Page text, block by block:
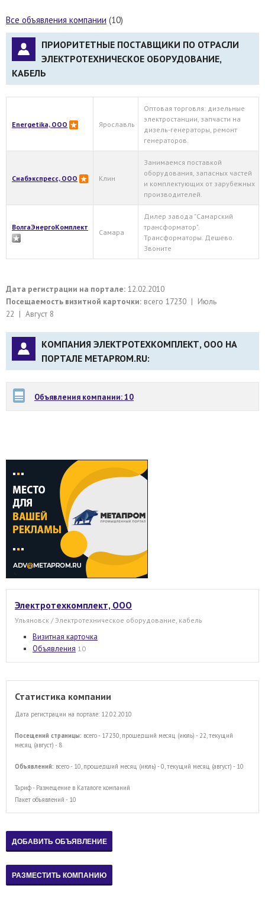
Все объявления компании (10)
ПРИОРИТЕТНЫЕ ПОСТАВЩИКИ ПО ОТРАСЛИ
ЭЛЕКТРОТЕХНИЧЕСКОЕ ОБОРУДОВАНИЕ,
КАБЕЛЬ
Energetika, OOO Ярославль
Оптовая торговля: дизельные
электростанции, запчасти на
дизель-генераторы, ремонт
генераторов.
Снабэкспресс, ООО Клин
Занимаемся поставкой
оборудования, запасных частей
и комплектующих от зарубежных
производителей.
ВолгаЭнергоКомплект
Самара
Дилер завода "Самарский
трансформатор".
Трансформаторы. Дешево.
Звоните
Дата регистрации на портале: 12.02.2010
Посещаемость визитной карточки: всего 17230 | Июль
22 | Август 8
КОМПАНИЯ ЭЛЕКТРОТЕХКОМПЛЕКТ, ООО НА
ПОРТАЛЕ METAPROM.RU:
Объявления компании: 10
Электротехкомплект, ООО
Ульяновск / Электротехническое оборудование, кабель
Визитная карточка
Объявления 10
Статистика компании
Дата регистрации на портале: 12.02.2010
Посещений страницы: всего - 17230, прошедший месяц (июль) - 22, текущий
месяц (август) - 8
Объявлений: всего - 10, прошедший месяц (июль) - 0, текущий месяц (август) - 10
Тариф - Размещение в Каталоге компаний
Пакет объявлений - 10